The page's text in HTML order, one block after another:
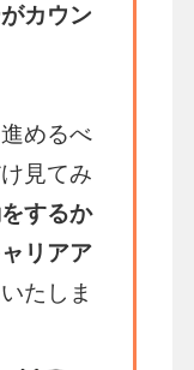
カウン
めるべ
見てみ
するか
リアア
いたしま